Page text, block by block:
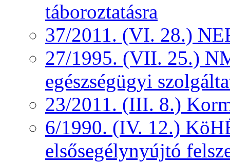
táboroztatásra
37/2011. (VI. 28.)
27/1995. (VII. 25.)
egészségügyi
23/2011. (III. 8.)
6/1990. (IV. 12.)
elsősegélynyújtó